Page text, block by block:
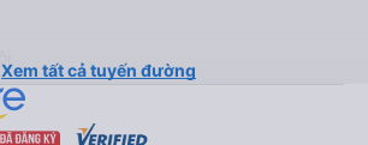
Xem tất cả tuyến đường